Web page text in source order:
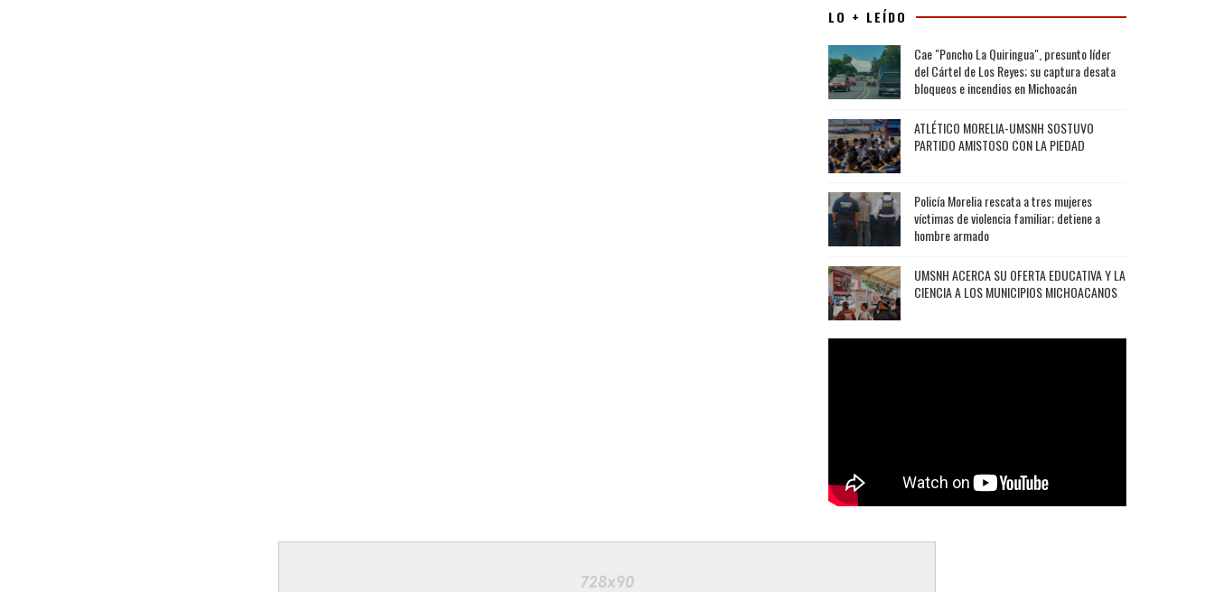
LO + LEÍDO
Cae "Poncho La Quiringua", presunto líder
del Cártel de Los Reyes; su captura desata
bloqueos e incendios en Michoacán
ATLÉTICO MORELIA-UMSNH SOSTUVO
PARTIDO AMISTOSO CON LA PIEDAD
Policía Morelia rescata a tres mujeres
víctimas de violencia familiar; detiene a
hombre armado
UMSNH ACERCA SU OFERTA EDUCATIVA Y LA
CIENCIA A LOS MUNICIPIOS MICHOACANOS